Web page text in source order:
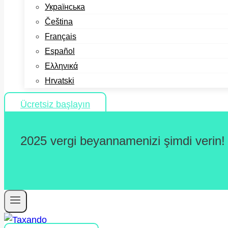
Українська
Čeština
Français
Español
Ελληνικά
Hrvatski
Ücretsiz başlayın
2025 vergi beyannamenizi şimdi